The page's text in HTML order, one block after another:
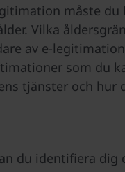
måste
Vilka
av e-
som du
tjänster och hur
du identifiera